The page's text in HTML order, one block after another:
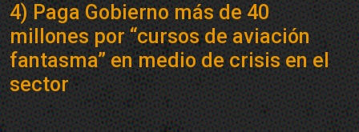
4) Paga Gobierno más de 40
millones por “cursos de aviación
fantasma” en medio de crisis en el
sector